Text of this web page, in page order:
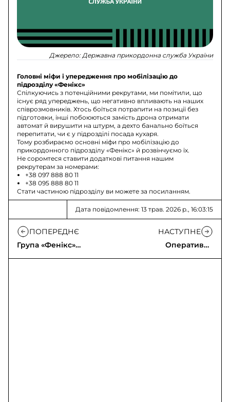
Джерело: Державна прикордонна служба України
Головні міфи і упередження про мобілізацію до
підрозділу «Фенікс»
Спілкуючись з потенційними рекрутами, ми помітили, що
існує ряд упереджень, що негативно впливають на наших
співрозмовників. Хтось боїться потрапити на позиції без
підготовки, інші побоюються замість дрона отримати
автомат й вирушити на штурм, а дехто банально боїться
перепитати, чи є у підрозділі посада кухаря.
Тому розбираємо основні міфи про мобілізацію до
прикордонного підрозділу «Фенікс» й розвінчуємо їх.
Не соромтеся ставити додаткові питання нашим
рекрутерам за номерами:
+38 097 888 80 11
+38 095 888 80 11
Стати частиною підрозділу ви можете за посиланням.
Дата повідомлення: 13 трав. 2026 р., 16:03:15
ПОПЕРЕДНЄ
Група «Фенікс»
евакуювала людей з
НАСТУПНЕ
Оперативна
інформація щодо